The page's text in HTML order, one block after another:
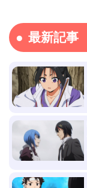
最新記事